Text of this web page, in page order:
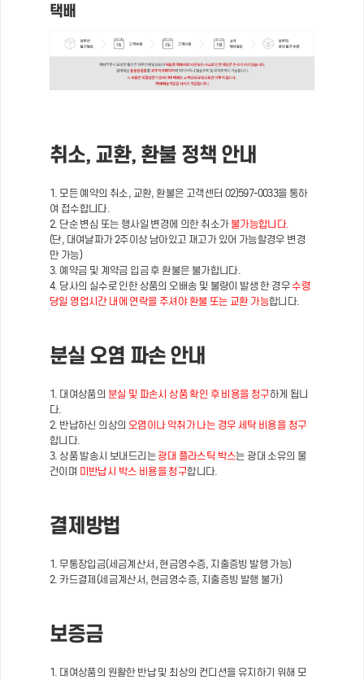
택배
취소, 교환, 환불 정책 안내
1. 모든 예약의 취소, 교환, 환불은 고객센터 02)597-0033을 통하
여 접수합니다.
2. 단순 변심 또는 행사일 변경에 의한 취소가 불가능합니다.
(단, 대여날짜가 2주이상 남아있고 재고가 있어 가능할경우 변경
만 가능)
3. 예약금 및 계약금 입금 후 환불은 불가합니다.
4. 당사의 실수로 인한 상품의 오배송 및 불량이 발생 한 경우 수령
당일 영업시간 내에 연락을 주셔야 환불 또는 교환 가능합니다.
분실 오염 파손 안내
1. 대여상품의 분실 및 파손시 상품 확인 후 비용을 청구하게 됩니
다.
2. 반납하신 의상의 오염이나 악취가 나는 경우 세탁 비용을 청구
합니다.
3. 상품 발송시 보내드리는 광대 플라스틱 박스는 광대 소유의 물
건이며 미반납시 박스 비용을 청구합니다.
결제방법
1. 무통장입금(세금계산서, 현금영수증, 지출증빙 발행 가능)
2. 카드결제(세금계산서, 현금영수증, 지출증빙 발행 불가)
보증금
1. 대여상품의 원활한 반납 및 최상의 컨디션을 유지하기 위해 모